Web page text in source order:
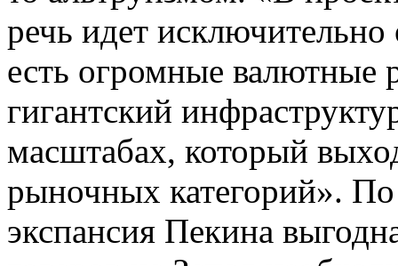
речь идет
есть огромные валютные
гигантский
масштабах, который
рыночных категорий».
экспансия Пекина